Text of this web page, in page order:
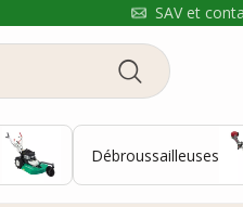
SAV et
Débroussailleuses